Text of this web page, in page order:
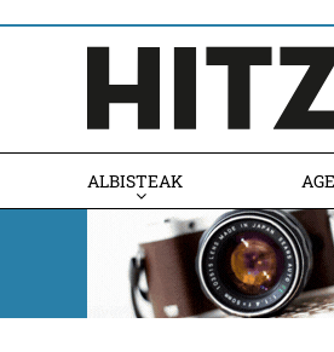
ALBISTEAK